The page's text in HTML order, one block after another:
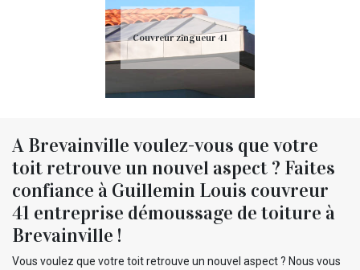
Couvreur zingueur 41
A Brevainville voulez-vous que votre
toit retrouve un nouvel aspect ? Faites
confiance à Guillemin Louis couvreur
41 entreprise démoussage de toiture à
Brevainville !
Vous voulez que votre toit retrouve un nouvel aspect ? Nous vous